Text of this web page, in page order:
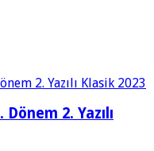
2. Yazılı